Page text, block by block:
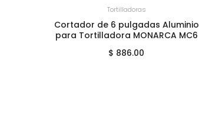
AGREGAR AL CARRITO
Tortilladoras
Cortador de 6 pulgadas Aluminio
para Tortilladora MONARCA MC6
$ 886.00